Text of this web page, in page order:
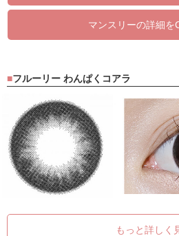
マンスリーの詳細
フルーリー わんぱくコアラ
もっと詳しく